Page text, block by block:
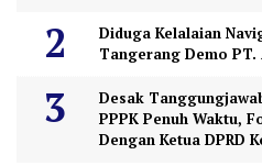
Diduga Kelalaian
Tangerang Demo PT.
Desak
PPPK Penuh Waktu,
Dengan Ketua DPRD